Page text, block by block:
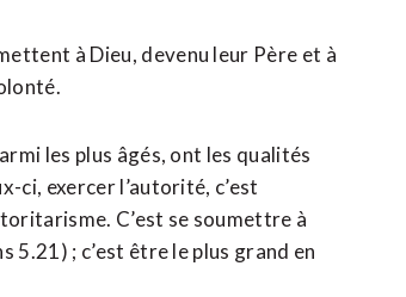
à Dieu, devenu leur Père et à
les plus âgés, ont les qualités
ci, exercer l’autorité, c’est
C’est se soumettre à
5.21) ; c’est être le plus grand en